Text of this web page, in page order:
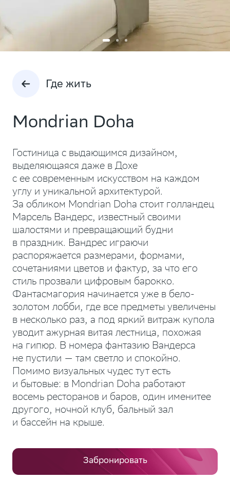
Где жить
Mondrian Doha
Гостиница с выдающимся дизайном,
выделяющаяся даже в Дохе
с ее современным искусством на каждом
углу и уникальной архитектурой.
За обликом Mondrian Doha стоит голландец
Марсель Вандерс, известный своими
шалостями и превращающий будни
в праздник. Вандрес играючи
распоряжается размерами, формами,
сочетаниями цветов и фактур, за что его
стиль прозвали цифровым барокко.
Фантасмагория начинается уже в бело-
золотом лобби, где все предметы увеличены
в несколько раз, а под яркий витраж купола
уводит ажурная витая лестница, похожая
на гипюр. В номера фантазию Вандерса
не пустили — там светло и спокойно.
Помимо визуальных чудес тут есть
и бытовые: в Mondrian Doha работают
восемь ресторанов и баров, один именитее
другого, ночной клуб, бальный зал
и бассейн на крыше.
Забронировать